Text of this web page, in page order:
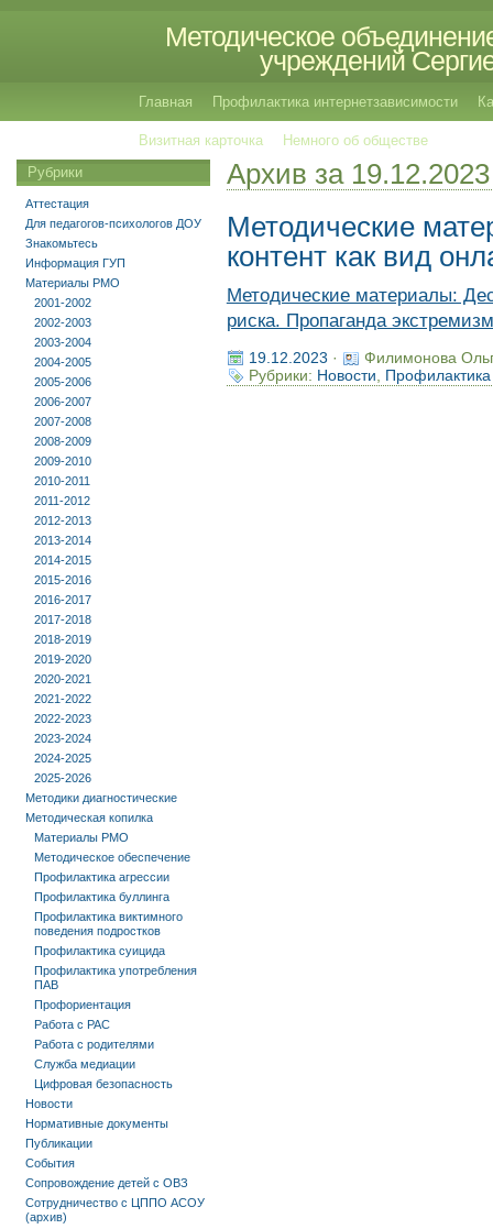
Методическое
учреждений
Главная Профилактика интернетзависимости
Визитная карточка Немного об обществе
Архив за 19.12.2023
Методические
контент как вид
Методические материалы:
риска. Пропаганда
19.12.2023 ·
Филимонова
Рубрики: Новости Профилактика
Рубрики
Аттестация
Для педагогов-психологов ДОУ
Знакомьтесь
Информация ГУП
Материалы РМО
2001-2002
2002-2003
2003-2004
2004-2005
2005-2006
2006-2007
2007-2008
2008-2009
2009-2010
2010-2011
2011-2012
2012-2013
2013-2014
2014-2015
2015-2016
2016-2017
2017-2018
2018-2019
2019-2020
2020-2021
2021-2022
2022-2023
2023-2024
2024-2025
2025-2026
Методики диагностические
Методическая копилка
Материалы РМО
Методическое обеспечение
Профилактика агрессии
Профилактика буллинга
Профилактика виктимного
поведения подростков
Профилактика суицида
Профилактика употребления
ПАВ
Профориентация
Работа с РАС
Работа с родителями
Служба медиации
Цифровая безопасность
Новости
Нормативные документы
Публикации
События
Сопровождение детей с ОВЗ
Сотрудничество с ЦППО АСОУ
(архив)